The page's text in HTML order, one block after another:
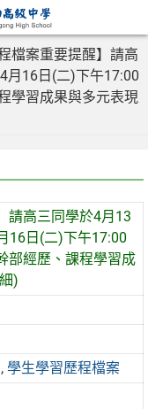
檔案重要提醒】請高
月16日(二)下午17:00
學習成果與多元表現
請高三同學於4月13
16日(二)下午17:00
部經歷、課程學習成
)
,學生學習歷程檔案